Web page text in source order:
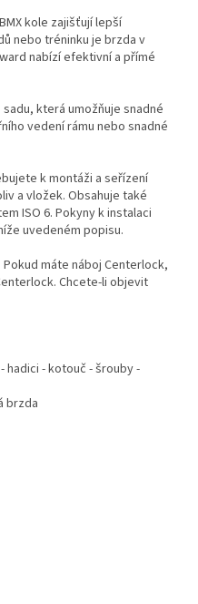
kole zajišťují lepší
nebo tréninku je brzda v
nabízí efektivní a přímé
která umožňuje snadné
vedení rámu nebo snadné
k montáži a seřízení
a vložek. Obsahuje také
ISO 6. Pokyny k instalaci
uvedeném popisu.
máte náboj Centerlock,
Chcete-li objevit
hadici - kotouč - šrouby -
brzda